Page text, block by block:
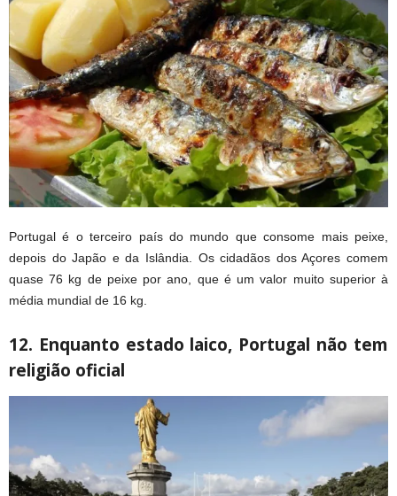
Portugal é o terceiro país do mundo que consome mais peixe,
depois do Japão e da Islândia. Os cidadãos dos Açores comem
quase 76 kg de peixe por ano, que é um valor muito superior à
média mundial de 16 kg.
12. Enquanto estado laico, Portugal não tem
religião oficial